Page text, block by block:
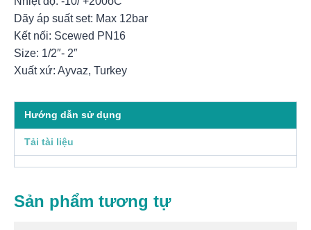
Dãy áp suất set: Max 12bar
Kết nối: Scewed PN16
Size: 1/2″- 2″
Xuất xứ: Ayvaz, Turkey
Hướng dẫn sử dụng
Tải tài liệu
Sản phẩm tương tự